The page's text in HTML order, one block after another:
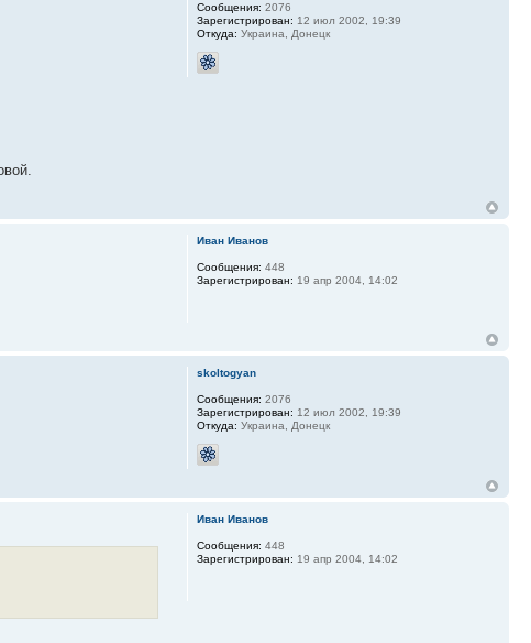
Сообщения: 2076
Зарегистрирован: 12 июл 2002, 19:39
Откуда: Украина, Донецк
Иван Иванов
Сообщения: 448
Зарегистрирован: 19 апр 2004, 14:02
skoltogyan
Сообщения: 2076
Зарегистрирован: 12 июл 2002, 19:39
Откуда: Украина, Донецк
Иван Иванов
Сообщения: 448
Зарегистрирован: 19 апр 2004, 14:02